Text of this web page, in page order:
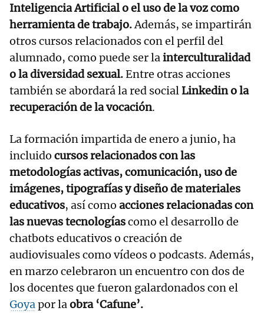
Inteligencia Artificial o el uso de la voz como
herramienta de trabajo.Además, se impartirán
otros cursos relacionados con el perfil del
alumnado, como puede ser lainterculturalidad
o la diversidad sexual.Entre otras acciones
también se abordará la red socialLinkedin o la
recuperación de la vocación.
La formación impartida de enero a junio, ha
incluido cursos relacionados con las
metodologías activas, comunicación, uso de
imágenes, tipografías y diseño de materiales
educativos, así como acciones relacionadas con
las nuevas tecnologíascomo el desarrollo de
chatbots educativos o creación de
audiovisuales como vídeos o podcasts. Además,
en marzo celebraron un encuentro con dos de
los docentes que fueron galardonados con el
Goyapor laobra ‘Cafune’.